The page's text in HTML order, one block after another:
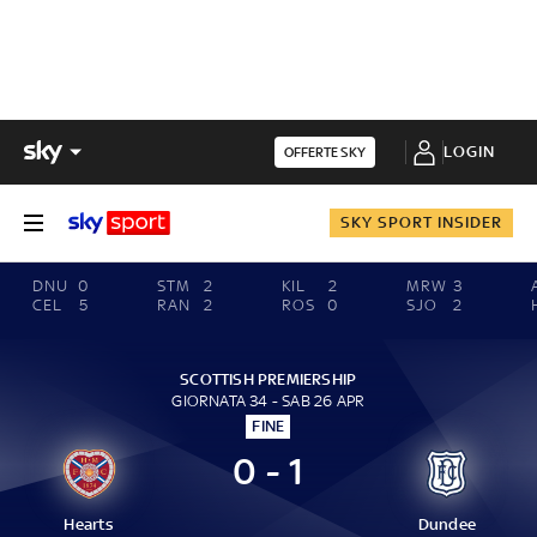
OFFERTE SKY LOGIN
SKY SPORT INSIDER
DNU
0
CEL
5
STM
2
RAN
2
KIL
2
ROS
0
MRW 3
SJO
2
SCOTTISH PREMIERSHIP
GIORNATA 34 - SAB 26 APR
FINE
Hearts
0 - 1
Dundee